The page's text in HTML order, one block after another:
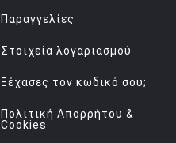
Παραγγελίες
Στοιχεία λογαριασμού
Ξέχασες τον κωδικό σου;
Πολιτική Απορρήτου &
Cookies